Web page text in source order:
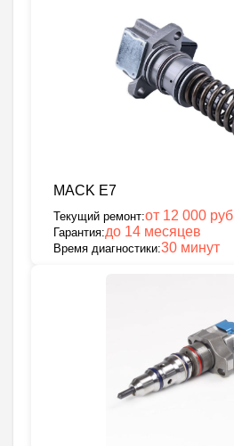
MACK E7
Текущий ремонт:от 12 000 руб
Гарантия:до 14 месяцев
Время диагностики:30 минут